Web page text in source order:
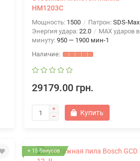
HM1203C
Мощность: 1500 Патрон: SDS-Max
Энергия удара: 22.0
MAX ударов в
минуту: 950 — 1900 мин-1
29179.00 грн.
Купить
+ 15 бонусов